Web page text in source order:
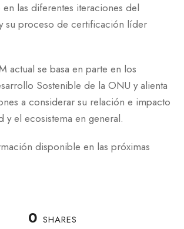
las diferentes iteraciones del
su proceso de certificación líder
actual se basa en parte en los
Sostenible de la ONU y alienta
a considerar su relación e impacto
y el ecosistema en general.
disponible en las próximas
0 SHARES